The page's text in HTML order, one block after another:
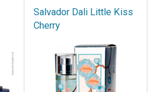
Salvador Dali Little Kiss
Cherry